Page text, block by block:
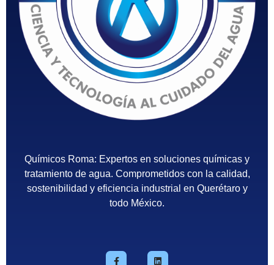
Químicos Roma: Expertos en soluciones químicas y
tratamiento de agua. Comprometidos con la calidad,
sostenibilidad y eficiencia industrial en Querétaro y
todo México.